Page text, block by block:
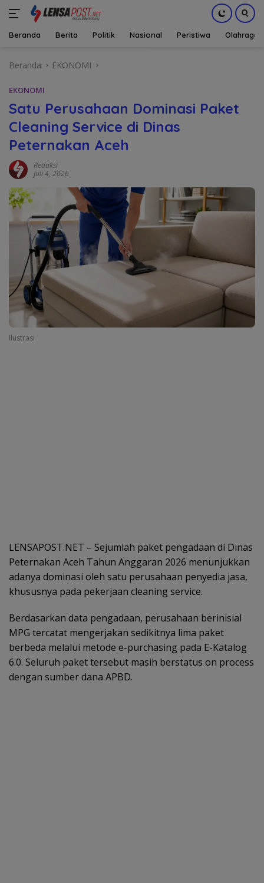
Beranda Berita Politik Nasional Peristiwa Olahraga
Beranda EKONOMI
EKONOMI
Satu Perusahaan Dominasi Paket
Cleaning Service di Dinas
Peternakan Aceh
Redaksi
Juli 4, 2026
Ilustrasi
LENSAPOST.NET – Sejumlah paket pengadaan di Dinas
Peternakan Aceh Tahun Anggaran 2026 menunjukkan
adanya dominasi oleh satu perusahaan penyedia jasa,
khususnya pada pekerjaan cleaning service.
Berdasarkan data pengadaan, perusahaan berinisial
MPG tercatat mengerjakan sedikitnya lima paket
berbeda melalui metode e-purchasing pada E-Katalog
6.0. Seluruh paket tersebut masih berstatus on process
dengan sumber dana APBD.